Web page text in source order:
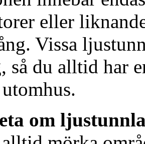
eller
Vissa
så du alltid har
om